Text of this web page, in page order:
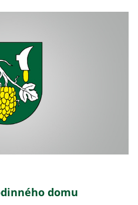
domu